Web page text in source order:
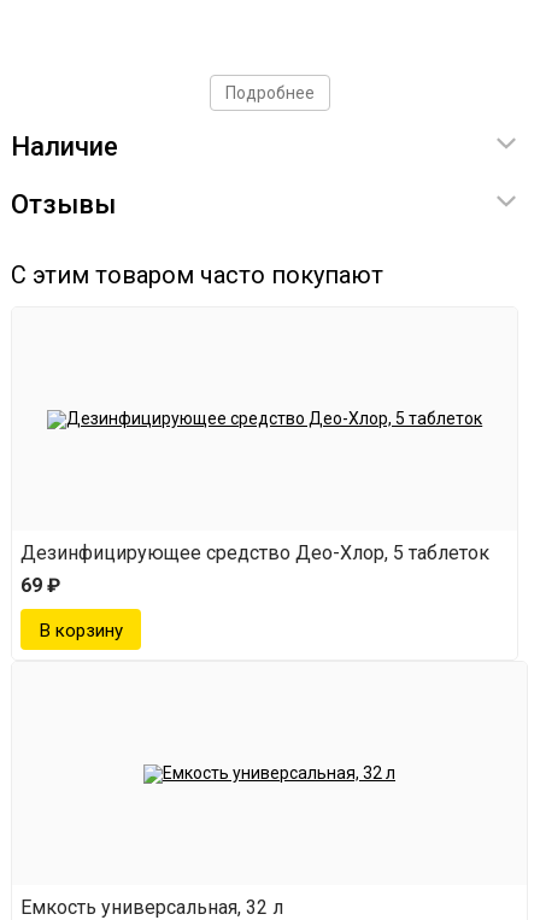
Подробнее
Наличие
Отзывы
С этим товаром часто покупают
Дезинфицирующее средство Део-Хлор, 5 таблеток
69 ₽
Емкость универсальная, 32 л